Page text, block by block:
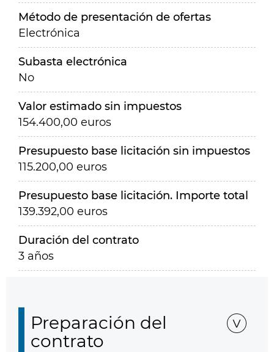
Método de presentación de ofertas
Electrónica
Subasta electrónica
No
Valor estimado sin impuestos
154.400,00 euros
Presupuesto base licitación sin impuestos
115.200,00 euros
Presupuesto base licitación. Importe total
139.392,00 euros
Duración del contrato
3 años
Preparación del
contrato